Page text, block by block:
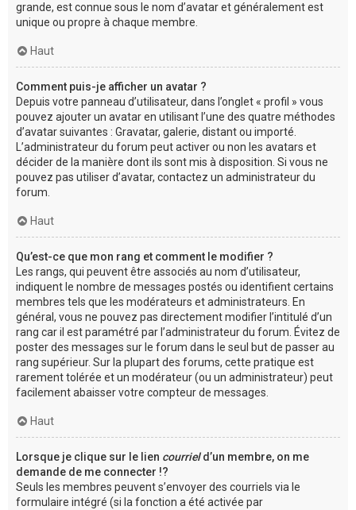
grande, est connue sous le nom d’avatar et généralement est
unique ou propre à chaque membre.
Haut
Comment puis-je afficher un avatar ?
Depuis votre panneau d’utilisateur, dans l’onglet « profil » vous
pouvez ajouter un avatar en utilisant l’une des quatre méthodes
d’avatar suivantes : Gravatar, galerie, distant ou importé.
L’administrateur du forum peut activer ou non les avatars et
décider de la manière dont ils sont mis à disposition. Si vous ne
pouvez pas utiliser d’avatar, contactez un administrateur du
forum.
Haut
Qu’est-ce que mon rang et comment le modifier ?
Les rangs, qui peuvent être associés au nom d’utilisateur,
indiquent le nombre de messages postés ou identifient certains
membres tels que les modérateurs et administrateurs. En
général, vous ne pouvez pas directement modifier l’intitulé d’un
rang car il est paramétré par l’administrateur du forum. Évitez de
poster des messages sur le forum dans le seul but de passer au
rang supérieur. Sur la plupart des forums, cette pratique est
rarement tolérée et un modérateur (ou un administrateur) peut
facilement abaisser votre compteur de messages.
Haut
Lorsque je clique sur le lien courrield’un membre, on me
demande de me connecter !?
Seuls les membres peuvent s’envoyer des courriels via le
formulaire intégré (si la fonction a été activée par